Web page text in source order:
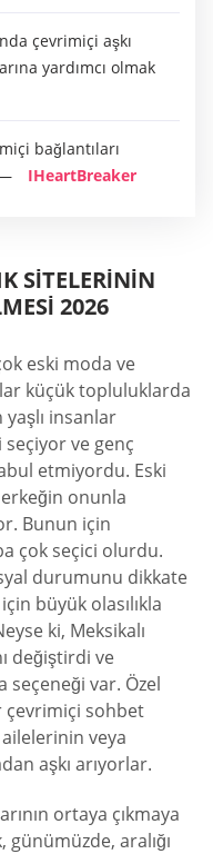
çevrimiçi aşkı
yardımcı olmak
bağlantıları
IHeartBreaker
SITELERININ
2026
eski moda ve
küçük topluluklarda
insanlar
ve genç
etmiyordu. Eski
erkeğin onunla
Bunun için
çok seçici olurdu.
durumunu dikkate
büyük olasılıkla
ki, Meksikalı
değiştirdi ve
seçeneği var. Özel
çevrimiçi sohbet
veya
aşkı arıyorlar.
ortaya çıkmaya
günümüzde, aralığı